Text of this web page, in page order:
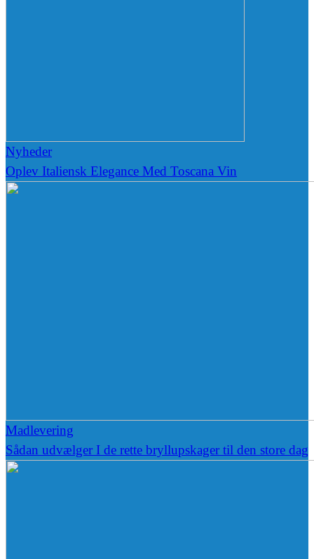
Nyheder
Oplev Italiensk Elegance Med Toscana Vin
Madlevering
Sådan udvælger I de rette bryllupskager til den store dag